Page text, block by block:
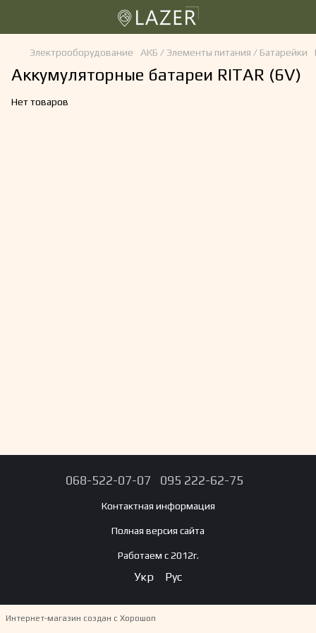
Электрооборудование АКБ / Элементы питания / Батарейки
Аккумуляторные батареи RITAR (6V)
Нет товаров
068-522-07-07 095 222-62-75
Контактная информация
Полная версия сайта
Работаем с 2012г.
Укр Рус
Интернет-магазин создан с Хорошоп